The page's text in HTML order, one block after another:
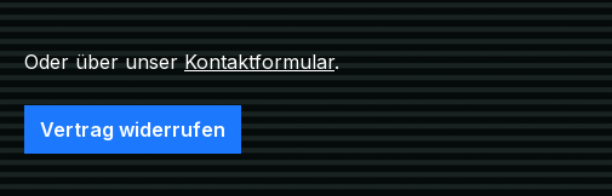
Oder über unserKontaktformular.
Vertrag widerrufen